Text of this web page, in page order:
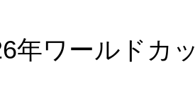
年ワールドカ